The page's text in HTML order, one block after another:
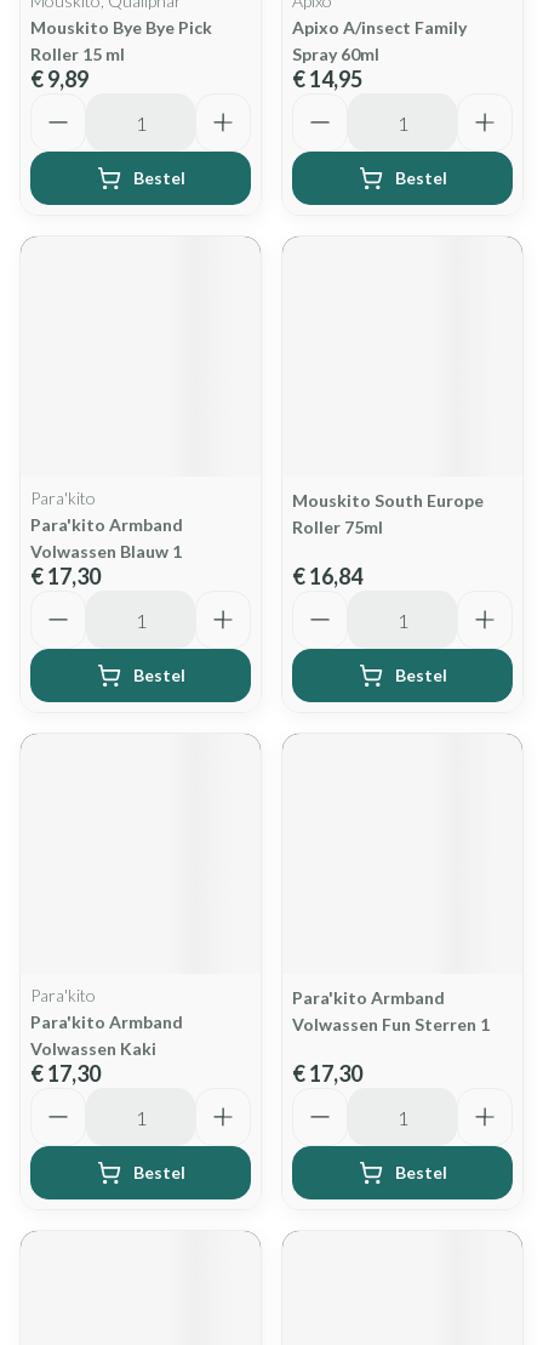
Mouskito Bye Bye Pick
Roller 15 ml
€ 9,89
Bestel
Apixo A/insect Family
Spray 60ml
€ 14,95
Bestel
Para'kito
Para'kito Armband
Volwassen Blauw 1
€ 17,30
Bestel
Mouskito South Europe
Roller 75ml
€ 16,84
Bestel
Para'kito
Para'kito Armband
Volwassen Kaki
€ 17,30
Bestel
Para'kito Armband
Volwassen Fun Sterren 1
€ 17,30
Bestel